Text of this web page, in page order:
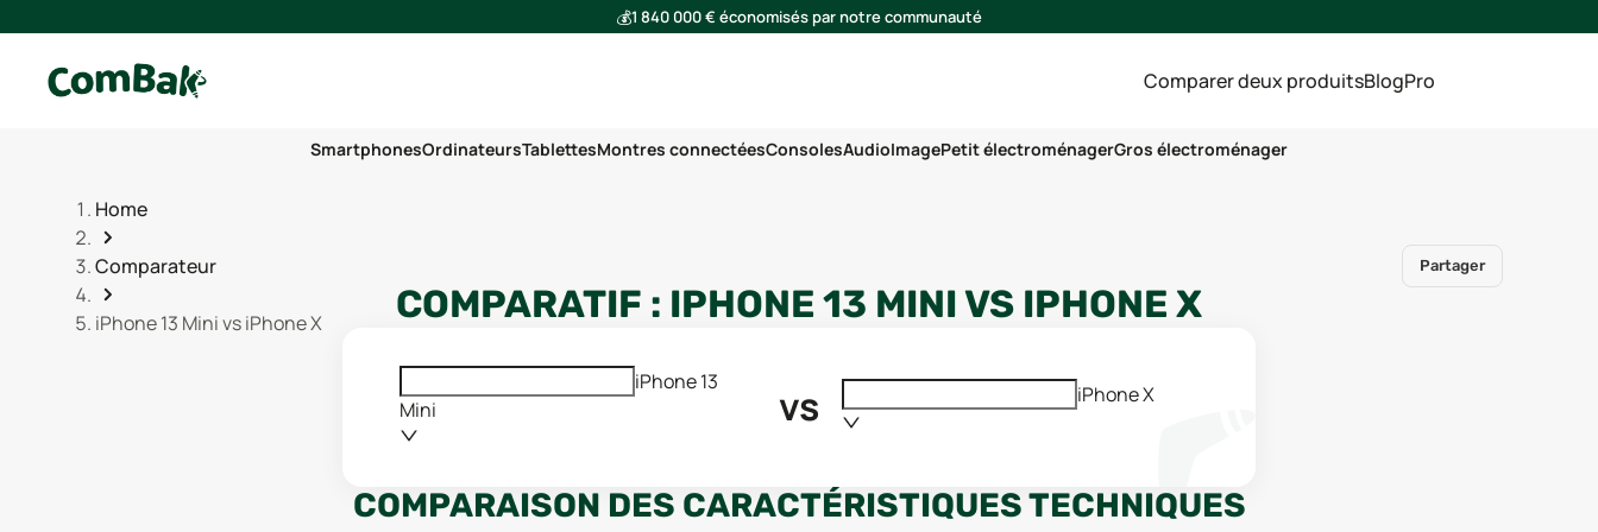
💰1 840 000 € économisés par notre communauté
Comparer deux produitsBlogPro
SmartphonesOrdinateursTablettesMontres connectéesConsolesAudioImagePetit électroménagerGros électroménager
Home
Comparateur
iPhone 13 Mini vs iPhone X
Partager
COMPARATIF : IPHONE 13 MINIVS IPHONE X
iPhone 13
Mini
vs iPhone X
COMPARAISON DES CARACTÉRISTIQUES TECHNIQUES